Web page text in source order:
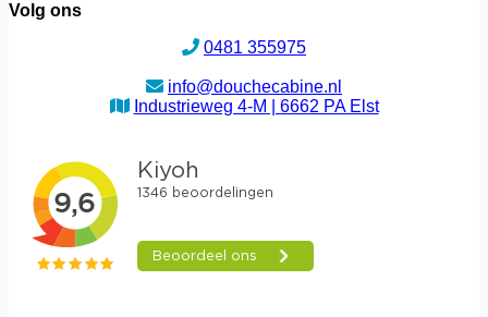
Volg ons
0481 355975
info@douchecabine.nl
Industrieweg 4-M | 6662 PA Elst